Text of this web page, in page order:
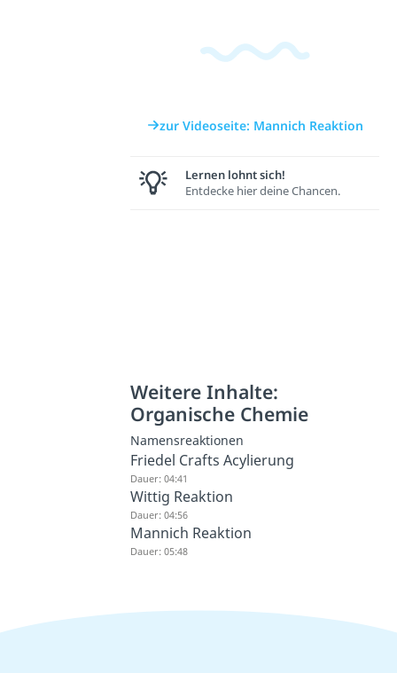
zur Videoseite: Mannich Reaktion
Lernen lohnt sich!
Entdecke hier deine Chancen.
Weitere Inhalte:
Organische Chemie
Namensreaktionen
Friedel Crafts Acylierung
Dauer: 04:41
Wittig Reaktion
Dauer: 04:56
Mannich Reaktion
Dauer: 05:48